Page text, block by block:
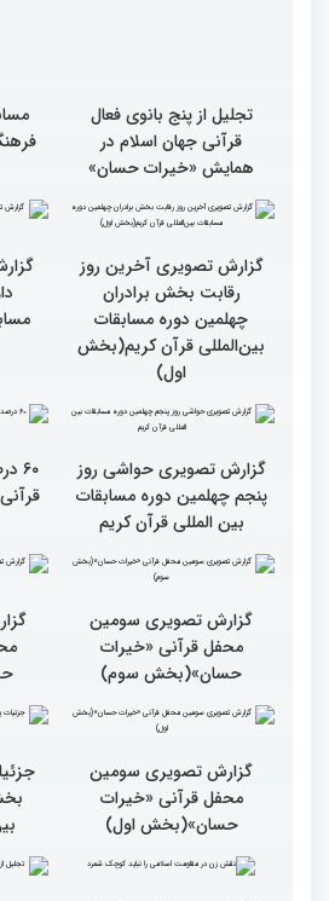
تجلیل از پنج بانوی فعال
قرآنی جهان اسلام در
همایش «خیرات حسان»
گزارش تصویری آخرین روز
رقابت بخش برادران
چهلمین دوره مسابقات
بین‌المللی قرآن کریم(بخش
اول)
گزارش تصویری حواشی روز
پنجم چهلمین دوره مسابقات
بین المللی قرآن کریم
۶۰
گزارش تصویری سومین
محفل قرآنی «خیرات
حسان»(بخش سوم)